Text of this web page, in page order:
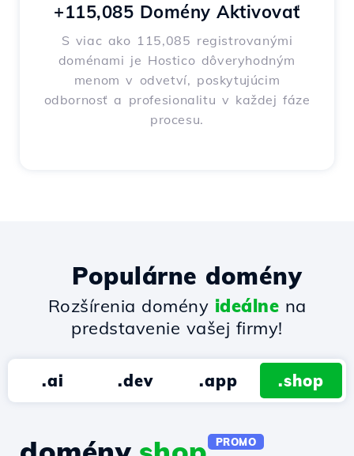
+115,085 Domény Aktivovať
S viac ako 115,085 registrovanými
doménami je Hostico dôveryhodným
menom v odvetví, poskytujúcim
odbornosť a profesionalitu v každej fáze
procesu.
Populárne domény
Rozšírenia domény ideálne na
predstavenie vašej firmy!
.ai .dev .app .shop
PROMO